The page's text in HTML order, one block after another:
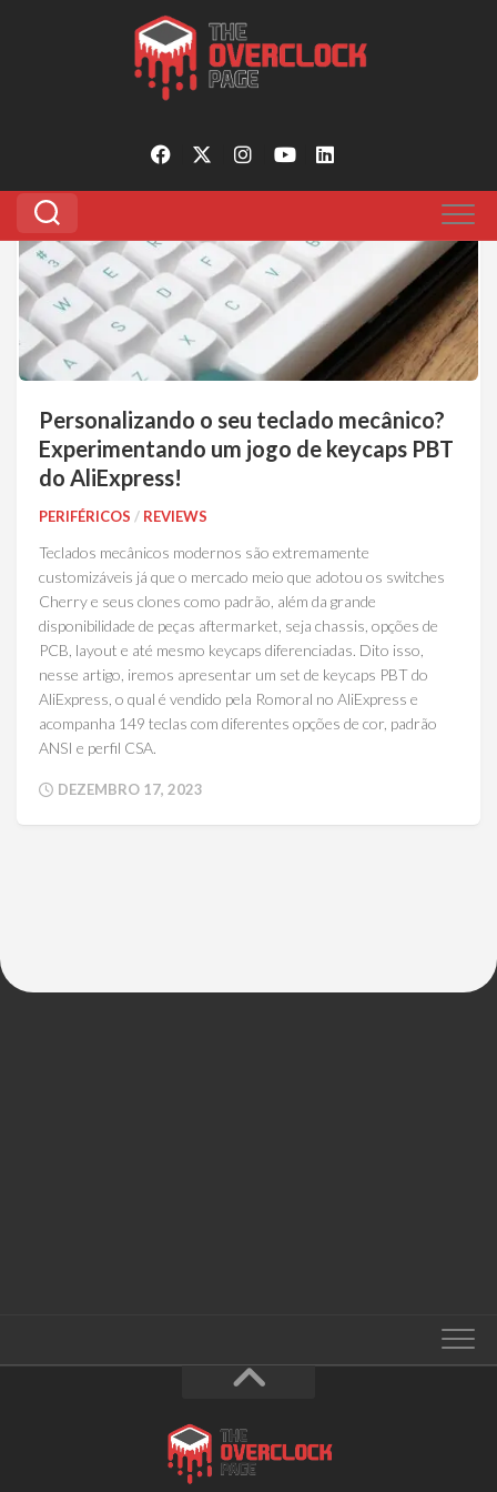
keycap barato
Personalizando o seu teclado mecânico?
Experimentando um jogo de keycaps PBT
do AliExpress!
PERIFÉRICOS / REVIEWS
Teclados mecânicos modernos são extremamente
customizáveis já que o mercado meio que adotou os switches
Cherry e seus clones como padrão, além da grande
disponibilidade de peças aftermarket, seja chassis, opções de
PCB, layout e até mesmo keycaps diferenciadas. Dito isso,
nesse artigo, iremos apresentar um set de keycaps PBT do
AliExpress, o qual é vendido pela Romoral no AliExpress e
acompanha 149 teclas com diferentes opções de cor, padrão
ANSI e perfil CSA.
DEZEMBRO 17, 2023